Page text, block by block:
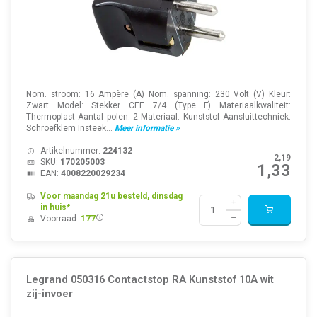
Nom. stroom: 16 Ampère (A) Nom. spanning: 230 Volt (V) Kleur:
Zwart Model: Stekker CEE 7/4 (Type F) Materiaalkwaliteit:
Thermoplast Aantal polen: 2 Materiaal: Kunststof Aansluittechniek:
Schroefklem Insteek... Meer informatie »
2,19
1,33
Artikelnummer: 224132
SKU: 170205003
EAN: 4008220029234
Voor maandag 21u besteld, dinsdag
in huis*
Voorraad: 177
Legrand 050316 Contactstop RA Kunststof 10A wit
zij-invoer